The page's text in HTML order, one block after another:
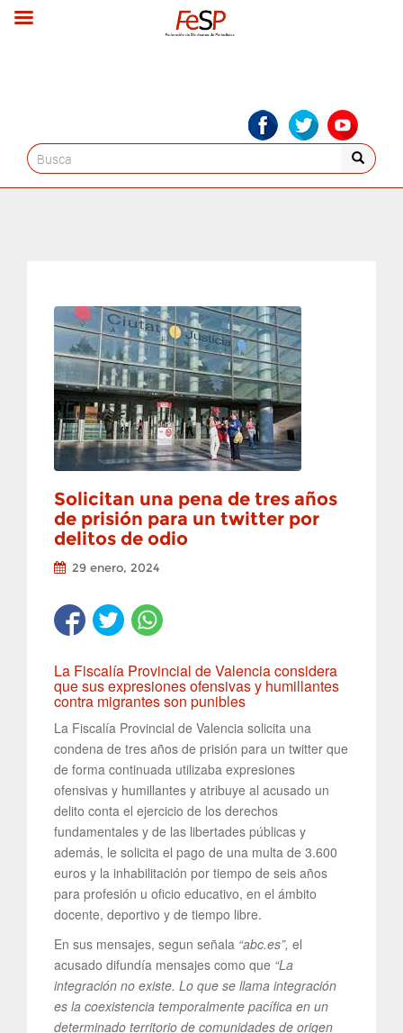
Search
for:
Solicitan una pena de tres años
de prisión para un twitter por
delitos de odio
29 enero, 2024
La Fiscalía Provincial de Valencia considera
que sus expresiones ofensivas y humillantes
contra migrantes son punibles
La Fiscalía Provincial de Valencia solicita una
condena de tres años de prisión para un twitter que
de forma continuada utilizaba expresiones
ofensivas y humillantes y atribuye al acusado un
delito conta el ejercicio de los derechos
fundamentales y de las libertades públicas y
además, le solicita el pago de una multa de 3.600
euros y la inhabilitación por tiempo de seis años
para profesión u oficio educativo, en el ámbito
docente, deportivo y de tiempo libre.
En sus mensajes, segun señala “abc.es”, el
acusado difundía mensajes como que “La
integración no existe. Lo que se llama integración
es la coexistencia temporalmente pacífica en un
determinado territorio de comunidades de origen